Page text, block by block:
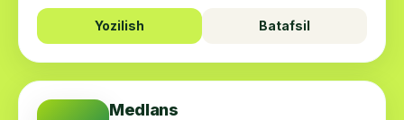
Yozilish Batafsil
Medlans